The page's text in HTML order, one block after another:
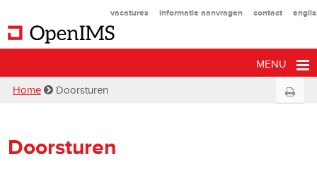
vacatures informatie aanvragen contact
MENU
Home Doorsturen
Doorsturen